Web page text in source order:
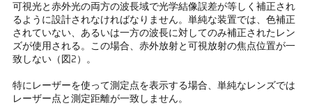
可視光と赤外光の両方の波長域で光学結像誤差が等しく補正され
るように設計されなければなりません。単純な装置では、色補正
されていない、あるいは一方の波長に対してのみ補正されたレン
ズが使用される。この場合、赤外放射と可視放射の焦点位置が一
致しない（図2）。
特にレーザーを使って測定点を表示する場合、単純なレンズでは
レーザー点と測定距離が一致しません。